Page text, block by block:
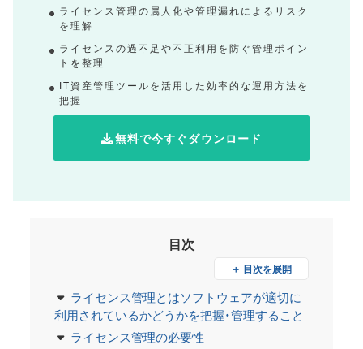
ライセンス管理の属人化や管理漏れによるリスク
を理解
ライセンスの過不足や不正利用を防ぐ管理ポイン
トを整理
IT資産管理ツールを活用した効率的な運用方法を
把握
無料で今すぐダウンロード
目次
＋ 目次を展開
ライセンス管理とはソフトウェアが適切に
利用されているかどうかを把握・管理すること
ライセンス管理の必要性